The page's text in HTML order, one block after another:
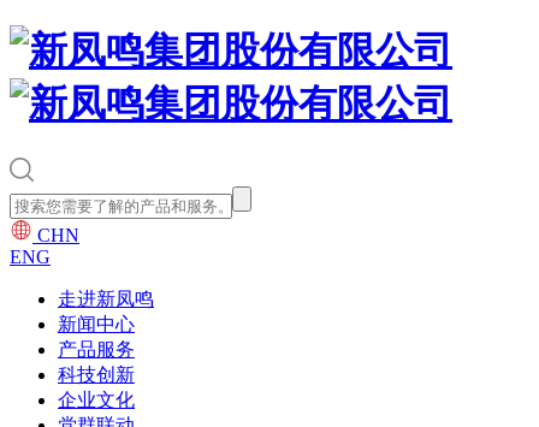
CHN
ENG
走进新凤鸣
新闻中心
产品服务
科技创新
企业文化